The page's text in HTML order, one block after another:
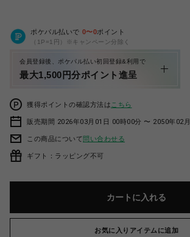
ポケパル払いで 0〜0ポイント
（1P=1円）※キャンペーン分除く
会員登録後、ポケパル払い初回登録&利用で
最大1,500円分ポイント進呈
獲得ポイントの確認方法は こちら
販売期間 2026年03月01日 00時00分 〜 2050年02
この商品について問い合わせる
ギフト：ラッピング不可
カートに入れる
お気に入りアイテムに追加